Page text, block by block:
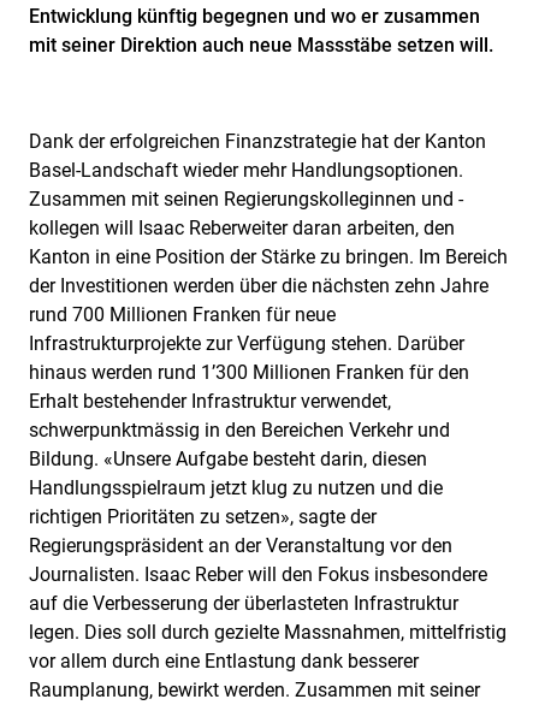
Entwicklung künftig begegnen und wo er zusammen
mit seiner Direktion auch neue Massstäbe setzen will.
Dank der erfolgreichen Finanzstrategie hat der Kanton
Basel-Landschaft wieder mehr Handlungsoptionen.
Zusammen mit seinen Regierungskolleginnen und -
kollegen will Isaac Reberweiter daran arbeiten, den
Kanton in eine Position der Stärke zu bringen. Im Bereich
der Investitionen werden über die nächsten zehn Jahre
rund 700 Millionen Franken für neue
Infrastrukturprojekte zur Verfügung stehen. Darüber
hinaus werden rund 1’300 Millionen Franken für den
Erhalt bestehender Infrastruktur verwendet,
schwerpunktmässig in den Bereichen Verkehr und
Bildung. «Unsere Aufgabe besteht darin, diesen
Handlungsspielraum jetzt klug zu nutzen und die
richtigen Prioritäten zu setzen», sagte der
Regierungspräsident an der Veranstaltung vor den
Journalisten. Isaac Reber will den Fokus insbesondere
auf die Verbesserung der überlasteten Infrastruktur
legen. Dies soll durch gezielte Massnahmen, mittelfristig
vor allem durch eine Entlastung dank besserer
Raumplanung, bewirkt werden. Zusammen mit seiner